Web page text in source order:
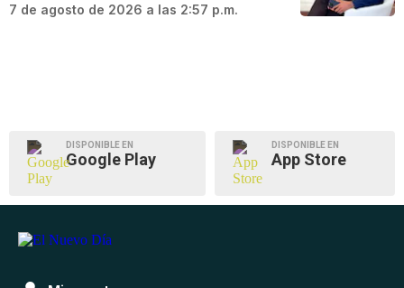
7 de agosto de 2026 a las 2:57 p.m.
DISPONIBLE EN
Google Play
DISPONIBLE EN
App Store